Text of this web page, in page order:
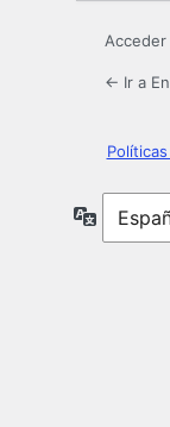
Acceder
← Ir a
Idioma